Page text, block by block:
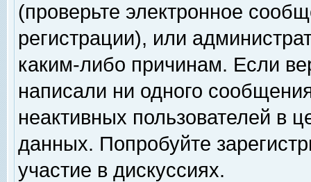
(проверьте электронное
регистрации), или
каким-либо причинам. Если
написали ни одного
неактивных пользователей в
данных. Попробуйте
участие в дискуссиях.